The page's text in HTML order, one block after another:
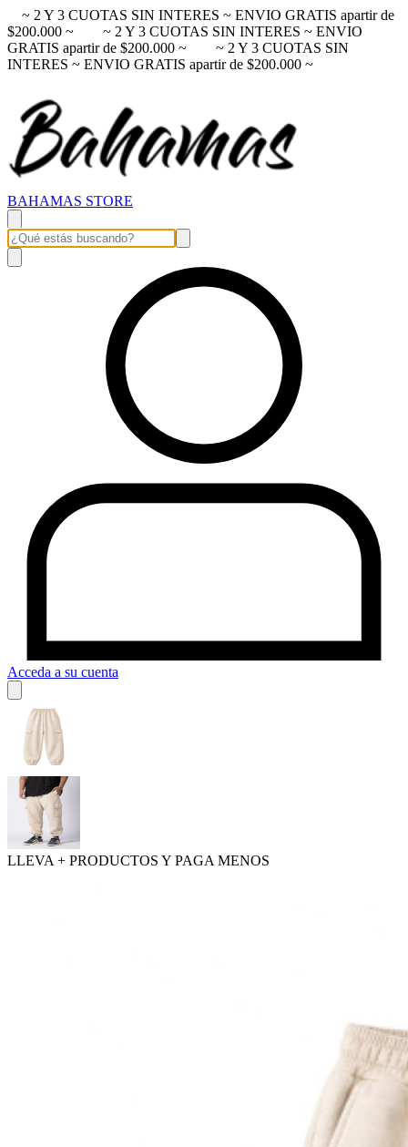
~ 2 Y 3 CUOTAS SIN INTERES ~ ENVIO GRATIS apartir de
$200.000 ~
~ 2 Y 3 CUOTAS SIN INTERES ~ ENVIO
GRATIS apartir de $200.000 ~
~ 2 Y 3 CUOTAS SIN
INTERES ~ ENVIO GRATIS apartir de $200.000 ~
BAHAMAS STORE
Acceda a su cuenta
LLEVA + PRODUCTOS Y PAGA MENOS